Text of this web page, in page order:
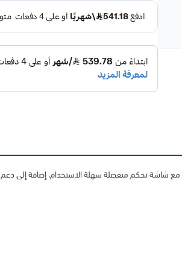
مع شاشة تحكم منفصلة سهلة الاستخدام، إضافة إلى دعم